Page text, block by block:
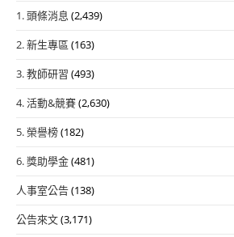
1. 頭條消息 (2,439)
2. 新生專區 (163)
3. 教師研習 (493)
4. 活動&競賽(2,630)
5. 榮譽榜(182)
6. 獎助學金(481)
人事室公告(138)
公告來文(3,171)